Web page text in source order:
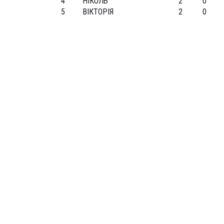
5
ВІКТОРІЯ 2 0